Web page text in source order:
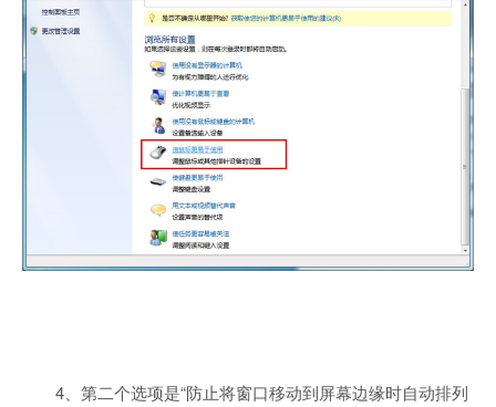
4、第二个选项是“防止将窗口移动到屏幕边缘时自动排列